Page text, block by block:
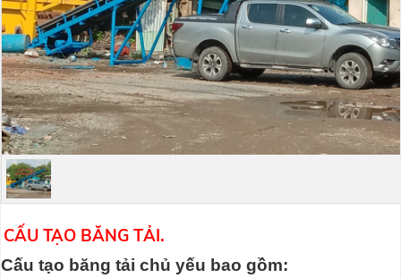
CẤU TẠO BĂNG TẢI.
Cấu tạo băng tải chủ yếu bao gồm: